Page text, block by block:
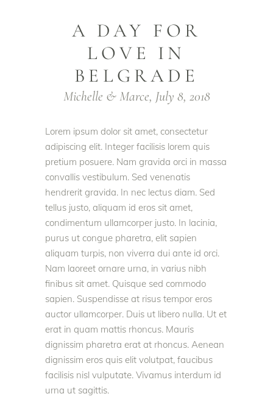
A DAY FOR
LOVE IN
BELGRADE
Michelle & Marce, July 8, 2018
Lorem ipsum dolor sit amet, consectetur
adipiscing elit. Integer facilisis lorem quis
pretium posuere. Nam gravida orci in massa
convallis vestibulum. Sed venenatis
hendrerit gravida. In nec lectus diam. Sed
tellus justo, aliquam id eros sit amet,
condimentum ullamcorper justo. In lacinia,
purus ut congue pharetra, elit sapien
aliquam turpis, non viverra dui ante id orci.
Nam laoreet ornare urna, in varius nibh
finibus sit amet. Quisque sed commodo
sapien. Suspendisse at risus tempor eros
auctor ullamcorper. Duis ut libero nulla. Ut et
erat in quam mattis rhoncus. Mauris
dignissim pharetra erat at rhoncus. Aenean
dignissim eros quis elit volutpat, faucibus
facilisis nisl vulputate. Vivamus interdum id
urna ut sagittis.